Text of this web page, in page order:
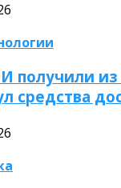
получили
средства